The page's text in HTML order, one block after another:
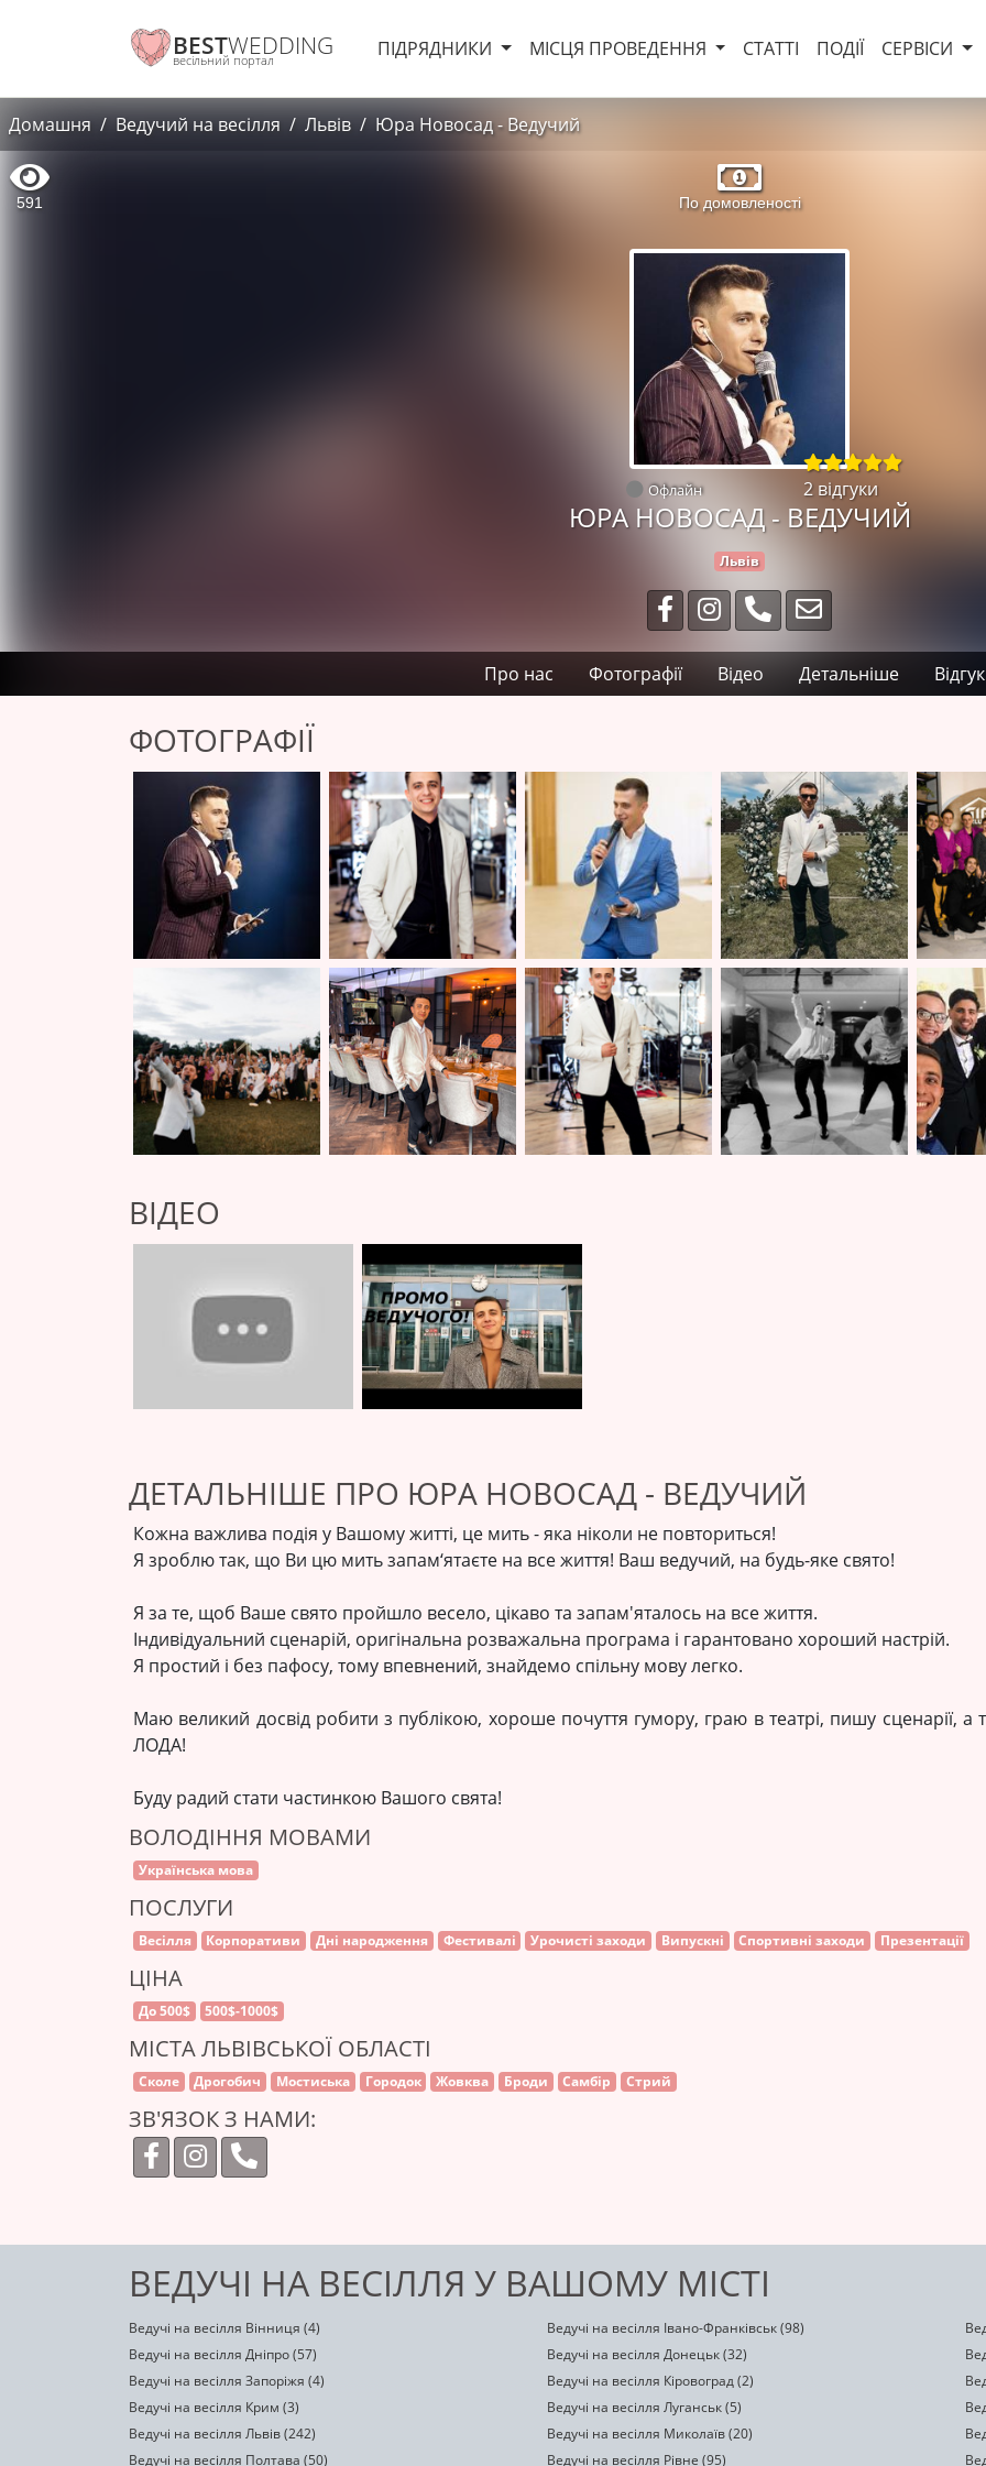
BESTWEDDING
весільний портал ПІДРЯДНИКИ МІСЦЯ ПРОВЕДЕННЯ СТАТТІ ПОДІЇ СЕРВІСИ
Домашня Ведучий на весілля Львів Юра Новосад - Ведучий
591 По домовленості
Офлайн 2 відгуки
ЮРА НОВОСАД - ВЕДУЧИЙ
Львів
Про нас Фотографії Відео Детальніше
ФОТОГРАФІЇ
ВІДЕО
ДЕТАЛЬНІШЕ ПРО ЮРА НОВОСАД - ВЕДУЧИЙ
Кожна важлива подія у Вашому житті, це мить - яка ніколи не повториться!
Я зроблю так, що Ви цю мить запам‘ятаєте на все життя! Ваш ведучий, на будь-яке свято!
Я за те, щоб Ваше свято пройшло весело, цікаво та запам'яталось на все життя.
Індивідуальний сценарій, оригінальна розважальна програма і гарантовано хороший настрій.
Я простий і без пафосу, тому впевнений, знайдемо спільну мову легко.
Маю великий досвід робити з публікою, хороше почуття гумору, граю в театрі, пишу сценарії, а
ЛОДА!
Буду радий стати частинкою Вашого свята!
ВОЛОДІННЯ МОВАМИ
Українська мова
ПОСЛУГИ
Весілля Корпоративи Дні народження Фестивалі Урочисті заходи Випускні Спортивні заходи Презентації
ЦІНА
До 500$ 500$-1000$
МІСТА ЛЬВІВСЬКОЇ ОБЛАСТІ
Сколе Дрогобич Мостиська‎ Городок Жовква Броди Самбір Стрий
ЗВ'ЯЗОК З НАМИ:
ВЕДУЧІ НА ВЕСІЛЛЯ У ВАШОМУ МІСТІ
Ведучі на весілля Вінниця (4) Ведучі на весілля Івано-Франківськ (98)
Ведучі на весілля Дніпро (57)
Ведучі на весілля Донецьк (32)
Ведучі на весілля Запоріжя (4)
Ведучі на весілля Кіровоград (2)
Ведучі на весілля Крим (3)
Ведучі на весілля Луганськ (5)
Ведучі на весілля Львів (242)
Ведучі на весілля Миколаїв (20)
Ведучі на весілля Полтава (50)
Ведучі на весілля Рівне (95)